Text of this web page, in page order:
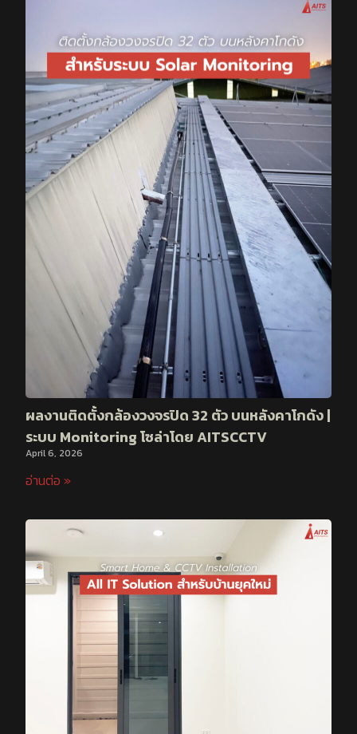
ผลงานติดตั้งกล้องวงจรปิด 32 ตัว บนหลังคาโกดัง |
ระบบ Monitoring โซล่าโดย AITSCCTV
April 6, 2026
อ่านต่อ »